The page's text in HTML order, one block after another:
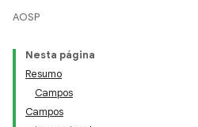
AOSP
Nesta página
Resumo
Campos
Campos